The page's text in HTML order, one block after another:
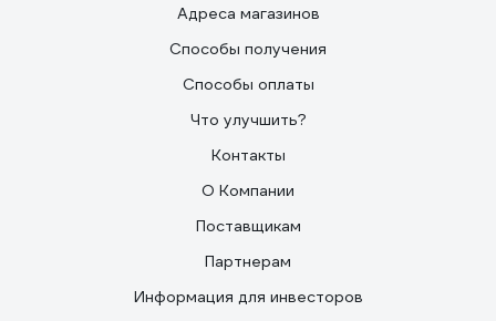
Адреса магазинов
Способы получения
Способы оплаты
Что улучшить?
Контакты
О Компании
Поставщикам
Партнерам
Информация для инвесторов